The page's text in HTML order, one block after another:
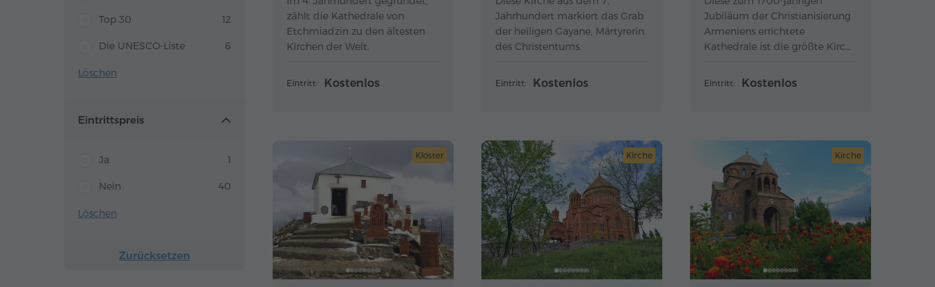
Top 30 12
Die UNESCO-Liste 6
Löschen
Eintrittspreis
Ja 1
Nein 40
Löschen
Zurücksetzen
zählt die Kathedrale von
Etchmiadzin zu den ältesten
Kirchen der Welt.
Eintritt: Kostenlos
Jahrhundert markiert das Grab
der heiligen Gayane, Märtyrerin
des Christentums.
Eintritt: Kostenlos
Jubiläum der Christianisierung
Armeniens errichtete
Kathedrale ist die größte Kirche
Eintritt: Kostenlos
Kloster Kirche Kirche